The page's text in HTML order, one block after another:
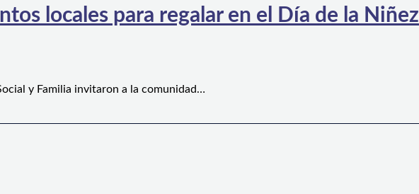
locales para regalar en el Día de la Niñez
y Familia invitaron a la comunidad…